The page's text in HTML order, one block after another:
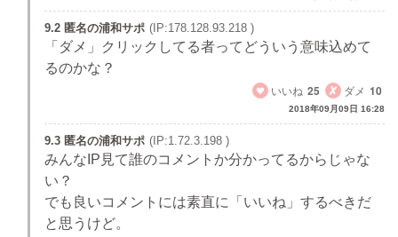
9.2 匿名の浦和サポ (IP:178.128.93.218 )
「ダメ」クリックしてる者ってどういう意味込めて
るのかな？
いいね 25 ダメ 10
2018年09月09日 16:28
9.3 匿名の浦和サポ (IP:1.72.3.198 )
みんなIP見て誰のコメントか分かってるからじゃな
い？
でも良いコメントには素直に「いいね」するべきだ
と思うけど。